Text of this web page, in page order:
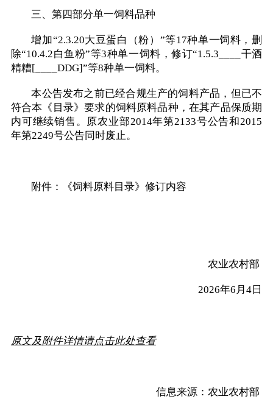
三、第四部分单一饲料品种
增加“2.3.20大豆蛋白（粉）”等17种单一饲料，删
除“10.4.2白鱼粉”等3种单一饲料，修订“1.5.3____干酒
精糟[____DDG]”等8种单一饲料。
本公告发布之前已经合规生产的饲料产品，但已不
符合本《目录》要求的饲料原料品种，在其产品保质期
内可继续销售。原农业部2014年第2133号公告和2015
年第2249号公告同时废止。
附件：《饲料原料目录》修订内容
农业农村部
2026年6月4日
原文及附件详情请点击此处查看
信息来源：农业农村部